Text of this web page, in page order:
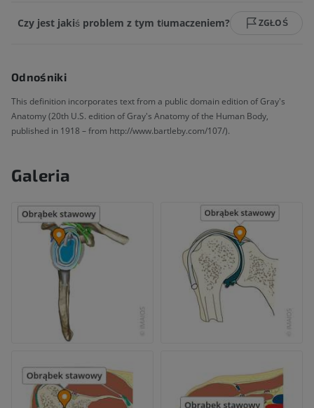
Czy jest jakiś problem z tym tłumaczeniem? ZGŁOŚ
Odnośniki
This definition incorporates text from a public domain edition of Gray's
Anatomy (20th U.S. edition of Gray's Anatomy of the Human Body,
published in 1918 – from http://www.bartleby.com/107/).
Galeria